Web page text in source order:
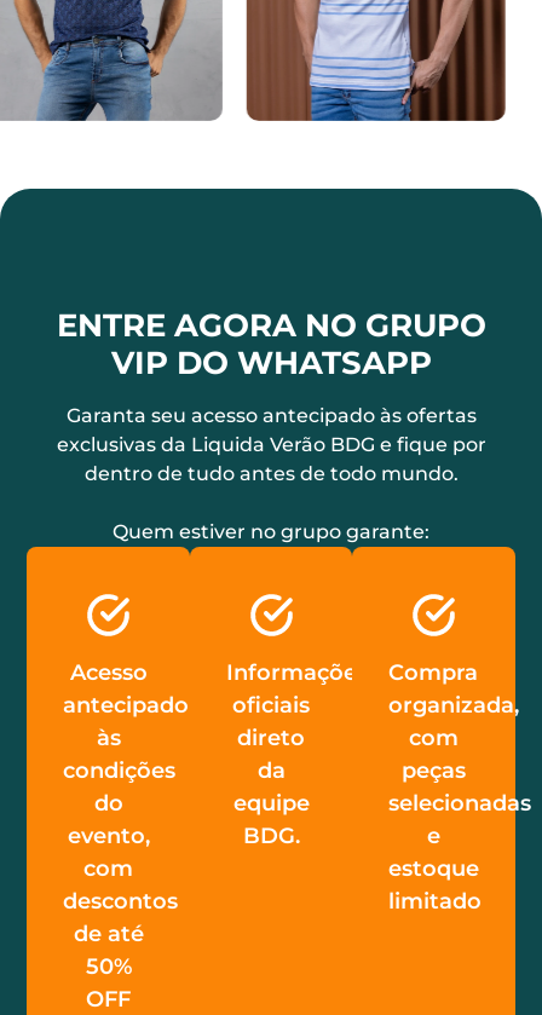
ENTRE AGORA NO GRUPO
VIP DO WHATSAPP
Garanta seu acesso antecipado às ofertas
exclusivas da Liquida Verão BDG e fique por
dentro de tudo antes de todo mundo.
Quem estiver no grupo garante:
Acesso
antecipado
às
condições
do
evento,
com
descontos
de até
50%
OFF
Informações
oficiais
direto
da
equipe
BDG.
Compra
organizada,
com
peças
selecionadas
e
estoque
limitado